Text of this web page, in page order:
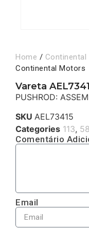
Home /
Continental Motors
Vareta
PUSHROD:
SKU AEL73415
Categories 113, 58
Comentário
Email